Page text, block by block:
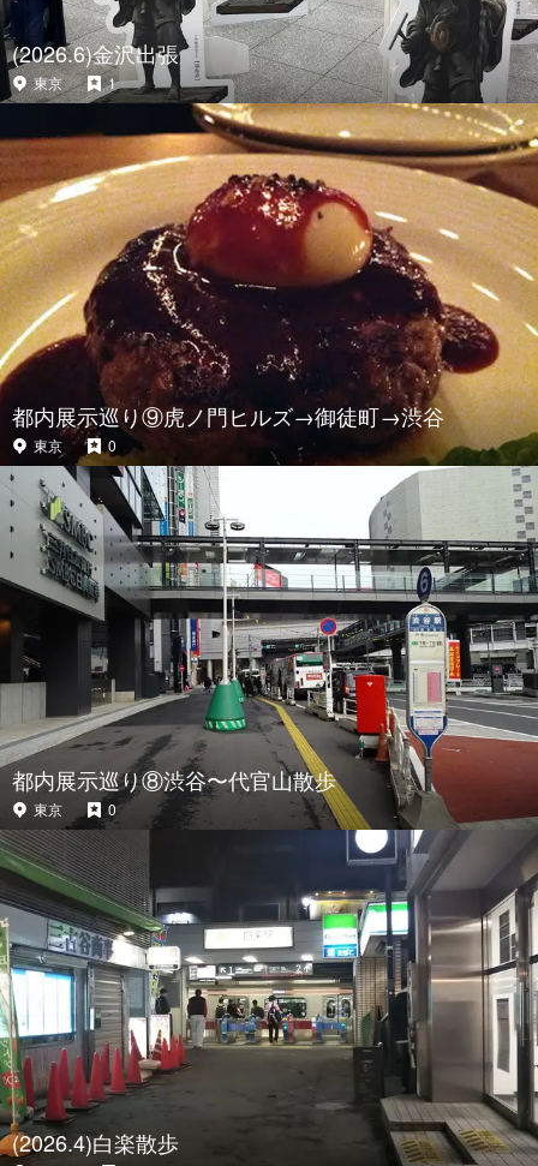
(2026.6)金沢出張
東京 1
都内展示巡り⑨虎ノ門ヒルズ→御徒町→渋谷
東京 0
都内展示巡り⑧渋谷〜代官山散歩
東京 0
(2026.4)白楽散歩